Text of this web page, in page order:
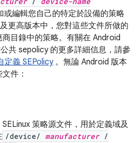
或編輯您自己的特定於設備的策略
更高版本中，您對這些文件所做的
目錄中的策略。有關在 Android
共 sepolicy 的更多詳細信息，請參
定義 SEPolicy。無論 Android 版本
件：
策略源文件，用於定義域及
/device/ manufacturer/